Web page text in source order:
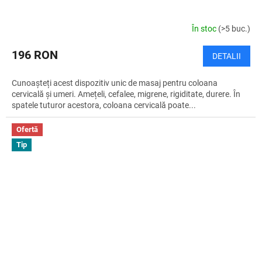
În stoc (>5 buc.)
196 RON DETALII
Cunoașteți acest dispozitiv unic de masaj pentru coloana
cervicală și umeri. Amețeli, cefalee, migrene, rigiditate, durere. În
spatele tuturor acestora, coloana cervicală poate...
Ofertă
Tip